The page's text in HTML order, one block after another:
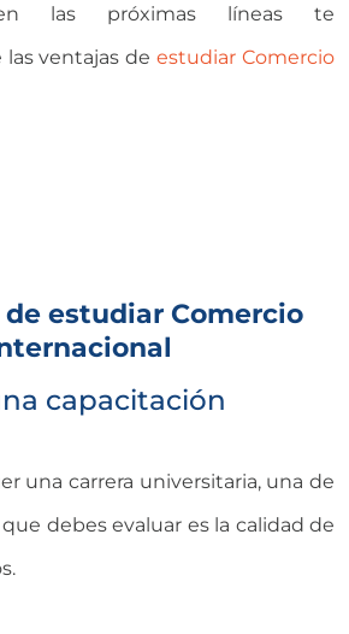
en las próximas líneas te
las ventajas deestudiar Comercio
estudiar Comercio
capacitación
una carrera universitaria, una de
debes evaluar es la calidad de